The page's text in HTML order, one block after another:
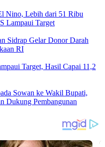
Nino, Lebih dari 51 Ribu
Lampaui Target
Sidrap Gelar Donor Darah
RI
Target, Hasil Capai 11,2
Sowan ke Wakil Bupati,
Dukung Pembangunan